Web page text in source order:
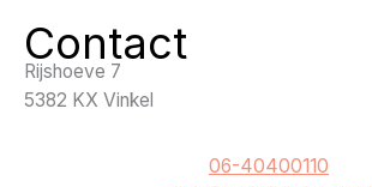
Contact
Rijshoeve 7
5382 KX Vinkel
06-40400110